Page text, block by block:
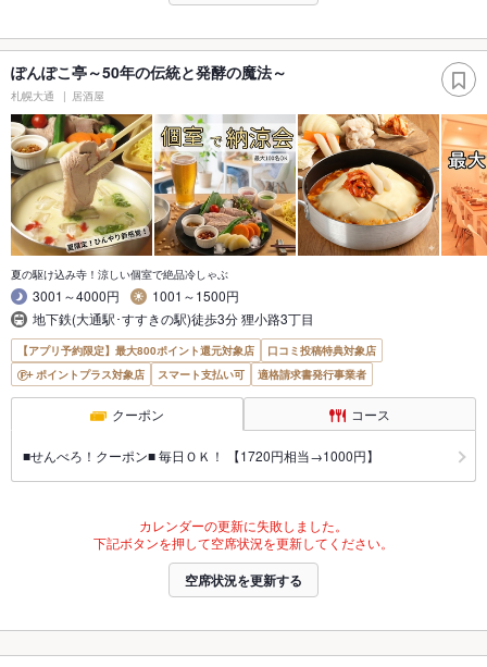
ぽんぽこ亭～50年の伝統と発酵の魔法～
札幌大通 居酒屋
夏の駆け込み寺！涼しい個室で絶品冷しゃぶ
3001～4000円
1001～1500円
地下鉄(大通駅･すすきの駅)徒歩3分 狸小路3丁目
【アプリ予約限定】最大800ポイント還元対象店
口コミ投稿特典対象店
ポイントプラス対象店
スマート支払い可 適格請求書発行事業者
クーポン コース
■せんべろ！クーポン■ 毎日ＯＫ！ 【1720円相当→1000円】
カレンダーの更新に失敗しました。
下記ボタンを押して空席状況を更新してください。
空席状況を更新する